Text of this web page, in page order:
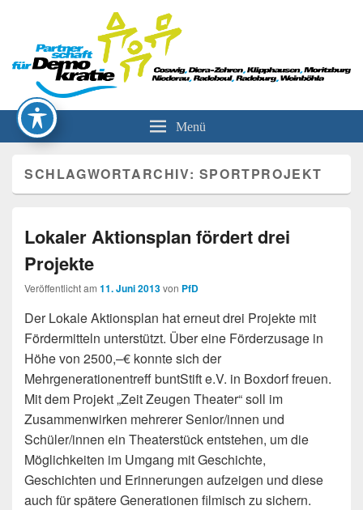
Partnerschaft für Demokratie
Menü
SCHLAGWORTARCHIV: SPORTPROJEKT
Lokaler Aktionsplan fördert drei
Projekte
Veröffentlicht am 11. Juni 2013von PfD
Der Lokale Aktionsplan hat erneut drei Projekte mit
Fördermitteln unterstützt. Über eine Förderzusage in
Höhe von 2500,–€ konnte sich der
Mehrgenerationentreff buntStift e.V. in Boxdorf freuen.
Mit dem Projekt „Zeit Zeugen Theater“ soll im
Zusammenwirken mehrerer Senior/innen und
Schüler/innen ein Theaterstück entstehen, um die
Möglichkeiten im Umgang mit Geschichte,
Geschichten und Erinnerungen aufzeigen und diese
auch für spätere Generationen filmisch zu sichern.